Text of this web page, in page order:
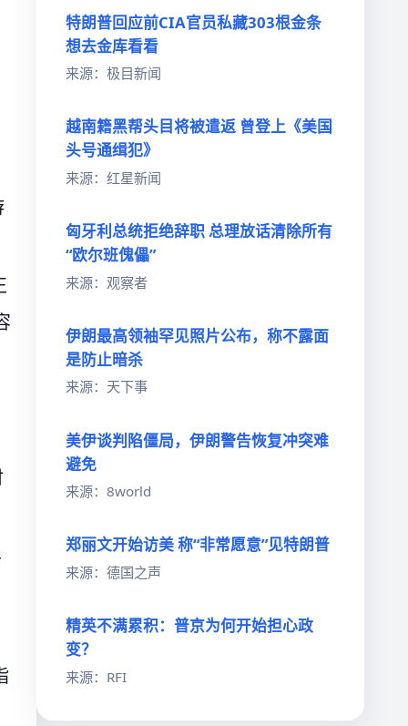
特朗普回应前CIA官员私藏303根金条
想去金库看看
来源：极目新闻
越南籍黑帮头目将被遣返 曾登上《美国
头号通缉犯》
来源：红星新闻
匈牙利总统拒绝辞职 总理放话清除所有
“欧尔班傀儡”
来源：观察者
伊朗最高领袖罕见照片公布，称不露面
是防止暗杀
来源：天下事
美伊谈判陷僵局，伊朗警告恢复冲突难
避免
来源：8world
郑丽文开始访美 称“非常愿意”见特朗普
来源：德国之声
精英不满累积：普京为何开始担心政
变？
来源：RFI